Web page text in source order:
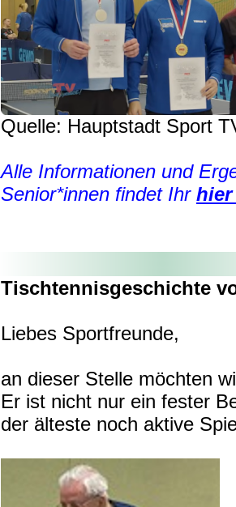
Quelle: Hauptstadt Sport
Alle Informationen und
Senior*innen findet Ihr hier
Tischtennisgeschichte
Liebes Sportfreunde,
an dieser Stelle möchten
Er ist nicht nur ein fester
der älteste noch aktive